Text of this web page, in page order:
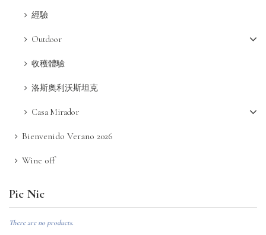
Pic Nic
There are no products.
經驗
Outdoor
收穫體驗
洛斯奧利沃斯坦克
Casa Mirador
Bienvenido Verano 2026
Wine off